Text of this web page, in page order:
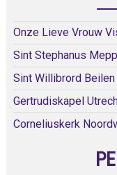
Onze Lieve Vrouw
Sint Stephanus
Sint Willibrord Beilen
Gertrudiskapel
Corneliuskerk